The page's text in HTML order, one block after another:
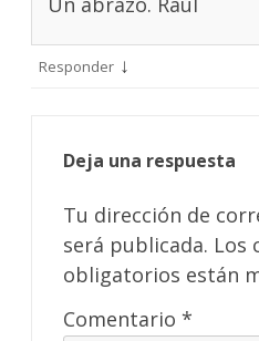
Responder ↓
Deja una respuesta
Tu dirección de
será publicada. Los
obligatorios están
Comentario *